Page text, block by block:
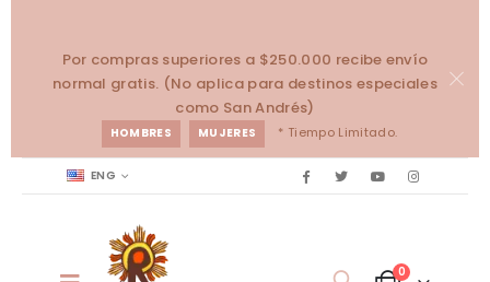
Por compras superiores a $250.000 recibe envío
normal gratis. (No aplica para destinos especiales
como San Andrés)
HOMBRES MUJERES * Tiempo Limitado.
ENG
0